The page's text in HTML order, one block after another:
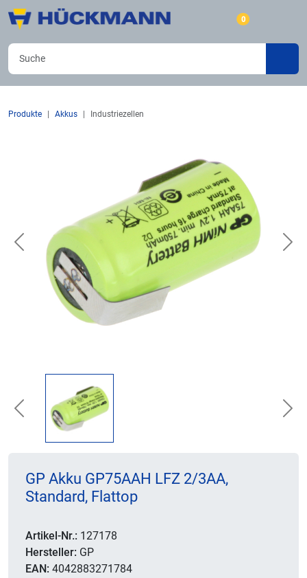
0
Produkte Akkus Industriezellen
Previous
Previous
GP Akku GP75AAH LFZ 2/3AA,
Standard, Flattop
Artikel-Nr.: 127178
Hersteller: GP
EAN: 4042883271784